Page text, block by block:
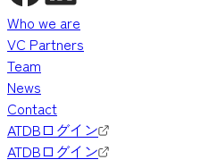
Who we are
VC Partners
Team
News
Contact
ATDBログイン
ATDBログイン